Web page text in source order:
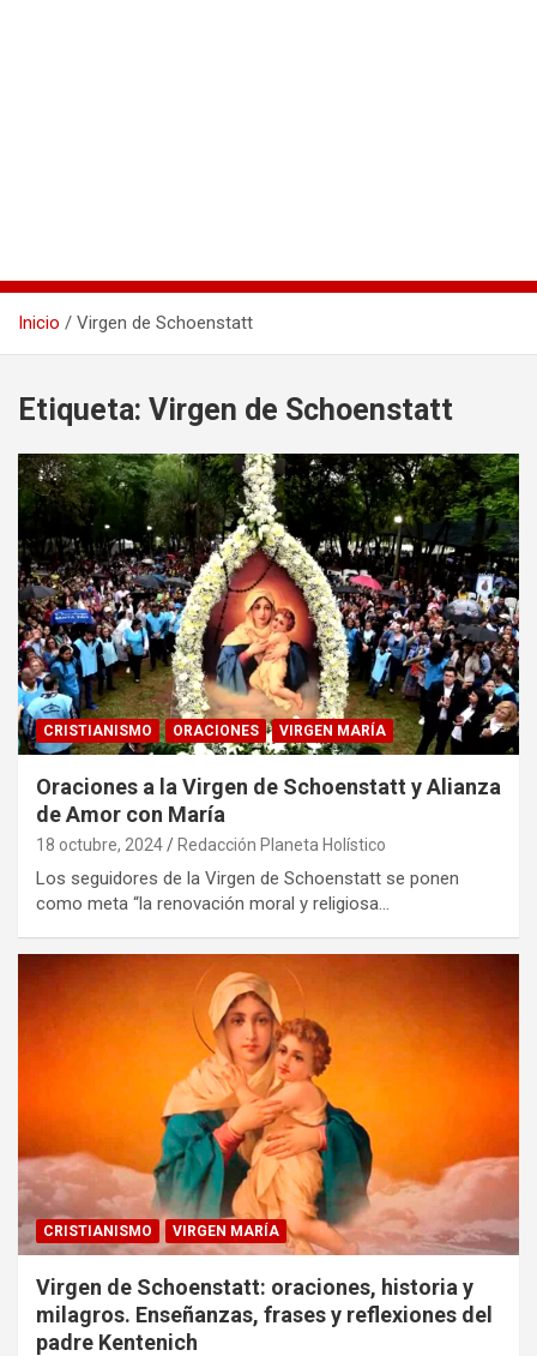
Inicio Virgen de Schoenstatt
Etiqueta: Virgen de Schoenstatt
CRISTIANISMO ORACIONES VIRGEN MARÍA
Oraciones a la Virgen de Schoenstatt y Alianza
de Amor con María
18 octubre, 2024 Redacción Planeta Holístico
Los seguidores de la Virgen de Schoenstatt se ponen
como meta “la renovación moral y religiosa…
CRISTIANISMO VIRGEN MARÍA
Virgen de Schoenstatt: oraciones, historia y
milagros. Enseñanzas, frases y reflexiones del
padre Kentenich